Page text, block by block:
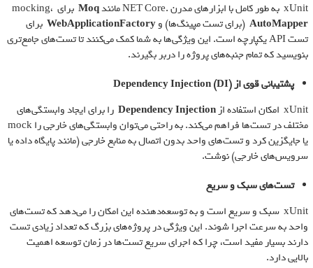
xUnit به طور کامل با ابزارهای مدرن .NET Core مانند
Moqبرای mocking،
AutoMapper(برای تست مپینگ‌ها) وWebApplicationFactoryبرای
تست API یکپارچه است. این ویژگی‌ها به شما کمک می‌کنند تا تست‌های جامع‌تری
بنویسید که تمام جنبه‌های پروژه را دربر بگیرند.
پشتیبانی قوی ازDependency Injection (DI)
xUnit امکان استفاده از
Dependency Injectionرا برای ایجاد وابستگی‌های
مختلف در تست‌ها فراهم می‌کند. به راحتی می‌توان وابستگی‌های خارجی را mock
یا جایگزین کرد و تست‌های واحد بدون اتصال به منابع خارجی (مانند پایگاه داده یا
سرویس‌های خارجی) نوشت.
تست‌های سبک و سریع
xUnit سبک و سریع است و به توسعه‌دهنده این امکان را می‌دهد که تست‌های
واحد به سرعت اجرا شوند. این ویژگی در پروژه‌های بزرگ که تعداد زیادی تست
دارند بسیار مفید است، چرا که اجرای سریع تست‌ها در زمان توسعه اهمیت
بالایی دارد.